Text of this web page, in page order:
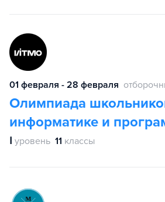
01 февраля - 28 февраля
Олимпиада
информатике и
Ⅰ уровень 11 классы